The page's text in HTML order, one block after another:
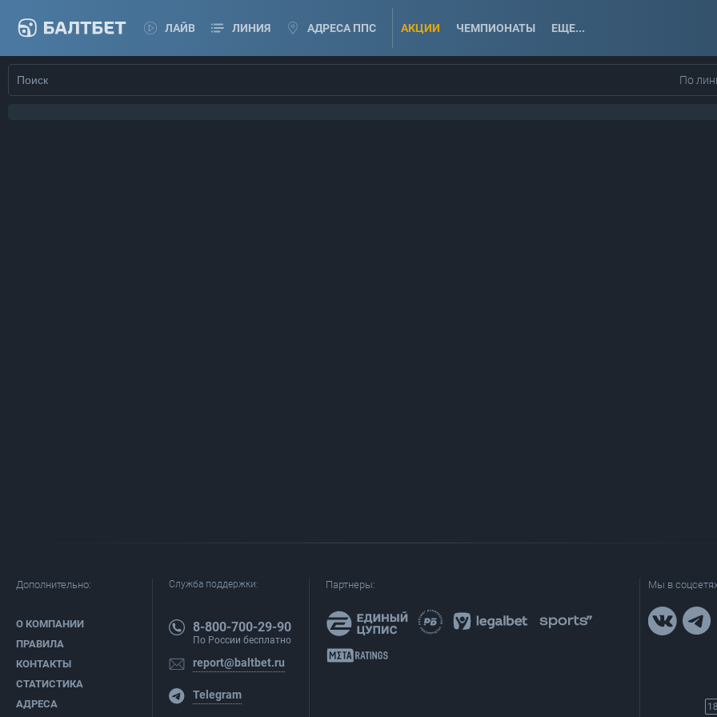
ЛАЙВ ЛИНИЯ АДРЕСА ППС АКЦИИ ЧЕМПИОНАТЫ ЕЩЕ...
По
Дополнительно:
О КОМПАНИИ
ПРАВИЛА
КОНТАКТЫ
СТАТИСТИКА
АДРЕСА
Служба поддержки:
8-800-700-29-90
По России бесплатно
report@baltbet.ru
Telegram
Партнеры: Мы в